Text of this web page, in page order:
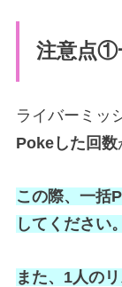
注意点①
ライバーミッ
Pokeした回数
この際、一括
してください。
また、1人の